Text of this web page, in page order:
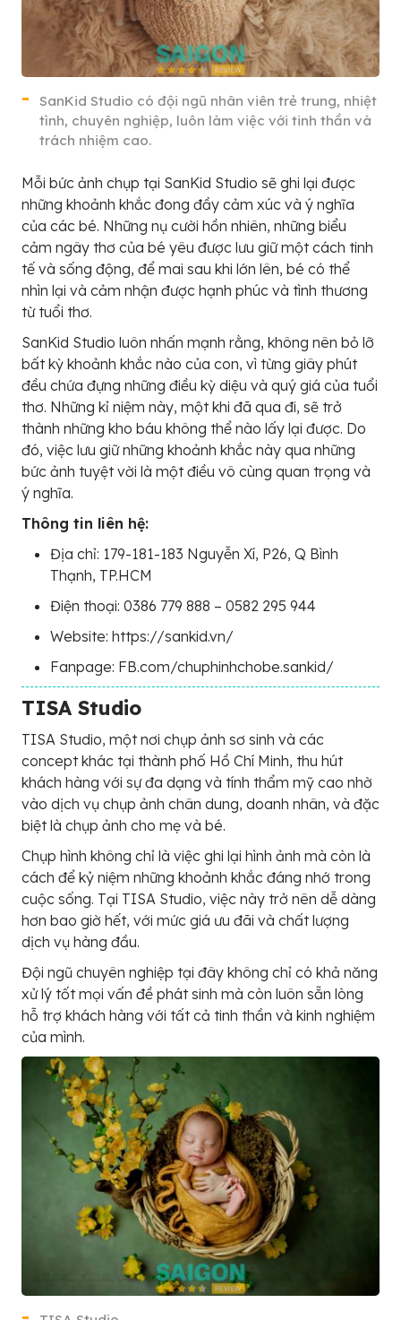
SanKid Studio có đội ngũ nhân viên trẻ trung, nhiệt
tình, chuyên nghiệp, luôn làm việc với tinh thần và
trách nhiệm cao.
Mỗi bức ảnh chụp tại SanKid Studio sẽ ghi lại được
những khoảnh khắc đong đầy cảm xúc và ý nghĩa
của các bé. Những nụ cười hồn nhiên, những biểu
cảm ngây thơ của bé yêu được lưu giữ một cách tinh
tế và sống động, để mai sau khi lớn lên, bé có thể
nhìn lại và cảm nhận được hạnh phúc và tình thương
từ tuổi thơ.
SanKid Studio luôn nhấn mạnh rằng, không nên bỏ lỡ
bất kỳ khoảnh khắc nào của con, vì từng giây phút
đều chứa đựng những điều kỳ diệu và quý giá của tuổi
thơ. Những kỉ niệm này, một khi đã qua đi, sẽ trở
thành những kho báu không thể nào lấy lại được. Do
đó, việc lưu giữ những khoảnh khắc này qua những
bức ảnh tuyệt vời là một điều vô cùng quan trọng và
ý nghĩa.
Thông tin liên hệ:
Địa chỉ: 179-181-183 Nguyễn Xí, P26, Q Bình
Thạnh, TP.HCM
Điện thoại: 0386 779 888 – 0582 295 944
Website: https://sankid.vn/
Fanpage: FB.com/chuphinhchobe.sankid/
TISA Studio
TISA Studio, một nơi chụp ảnh sơ sinh và các
concept khác tại thành phố Hồ Chí Minh, thu hút
khách hàng với sự đa dạng và tính thẩm mỹ cao nhờ
vào dịch vụ chụp ảnh chân dung, doanh nhân, và đặc
biệt là chụp ảnh cho mẹ và bé.
Chụp hình không chỉ là việc ghi lại hình ảnh mà còn là
cách để kỷ niệm những khoảnh khắc đáng nhớ trong
cuộc sống. Tại TISA Studio, việc này trở nên dễ dàng
hơn bao giờ hết, với mức giá ưu đãi và chất lượng
dịch vụ hàng đầu.
Đội ngũ chuyên nghiệp tại đây không chỉ có khả năng
xử lý tốt mọi vấn đề phát sinh mà còn luôn sẵn lòng
hỗ trợ khách hàng với tất cả tinh thần và kinh nghiệm
của mình.